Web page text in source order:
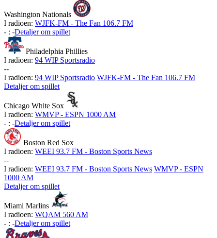
Washington Nationals
I radioen: WJFK-FM - The Fan 106.7 FM
- : -Detaljer om spillet
Philadelphia Phillies
I radioen: 94 WIP Sportsradio
--
I radioen: 94 WIP Sportsradio WJFK-FM - The Fan 106.7 FM
Detaljer om spillet
Chicago White Sox
I radioen: WMVP - ESPN 1000 AM
- : -Detaljer om spillet
Boston Red Sox
I radioen: WEEI 93.7 FM - Boston Sports News
--
I radioen: WEEI 93.7 FM - Boston Sports News WMVP - ESPN
1000 AM
Detaljer om spillet
Miami Marlins
I radioen: WQAM 560 AM
- : -Detaljer om spillet